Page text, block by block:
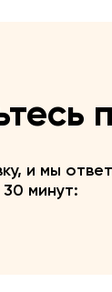
и мы
минут: